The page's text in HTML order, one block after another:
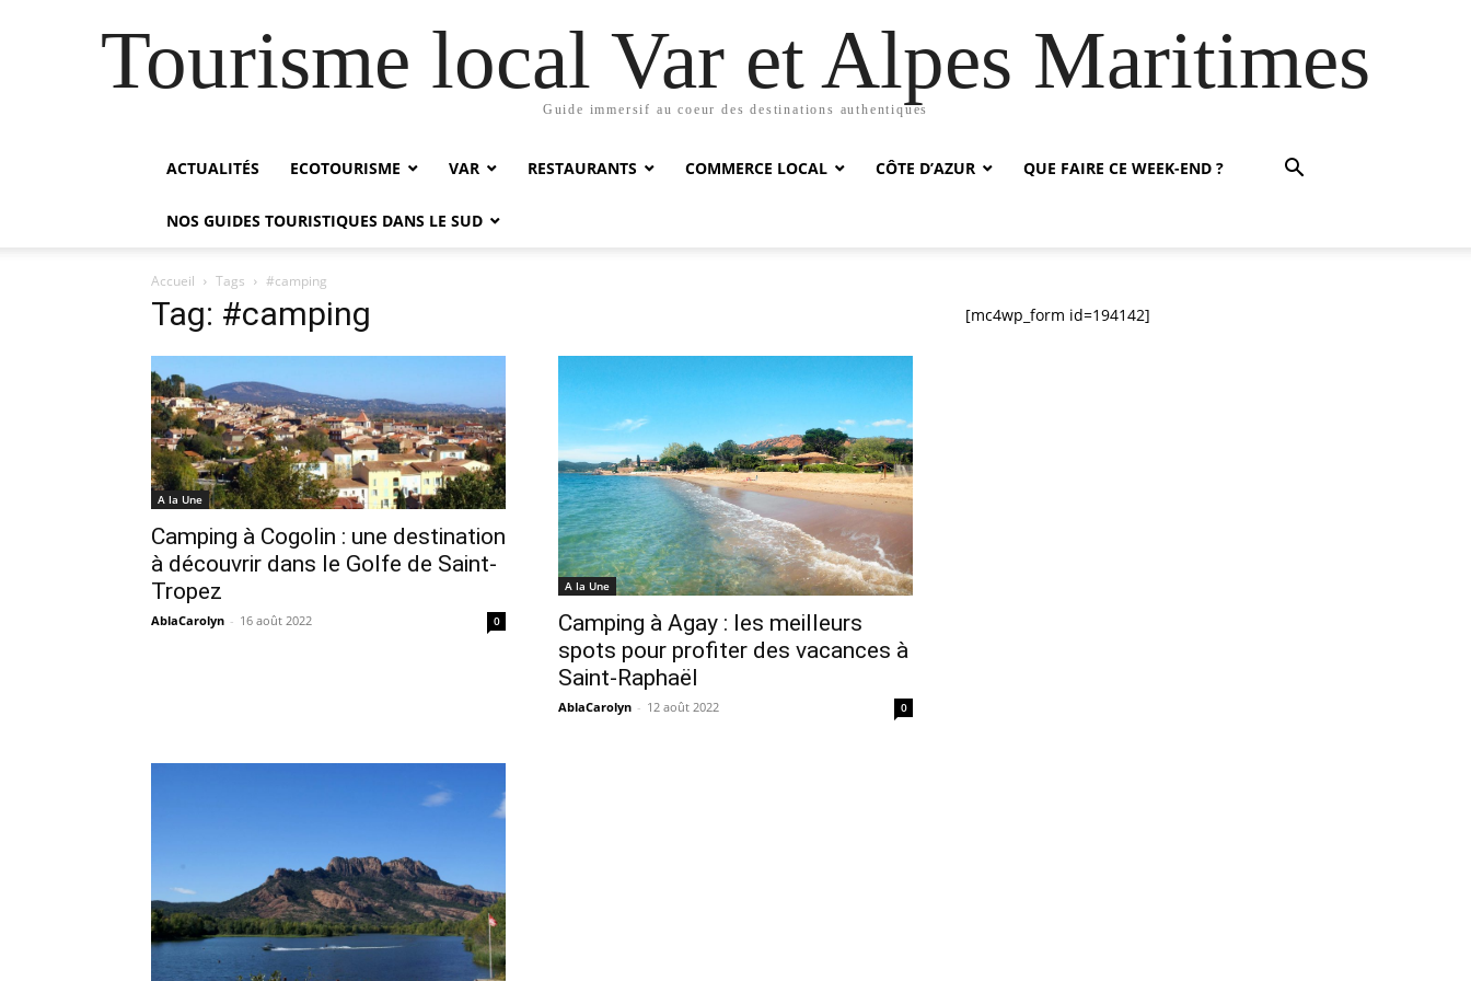
Tourisme local Var et Alpes Maritimes
Guide immersif au coeur des destinations authentiques
ACTUALITÉS ECOTOURISME VAR RESTAURANTS COMMERCE LOCAL CÔTE D’AZUR QUE FAIRE CE WEEK-END ?
NOS GUIDES TOURISTIQUES DANS LE SUD
Accueil Tags #camping
Tag: #camping
A la Une
Camping à Cogolin : une destination
à découvrir dans le Golfe de Saint-
Tropez
AblaCarolyn - 16 août 2022 0
A la Une
Camping à Agay : les meilleurs
spots pour profiter des vacances à
Saint-Raphaël
AblaCarolyn - 12 août 2022 0
[mc4wp_form id=194142]